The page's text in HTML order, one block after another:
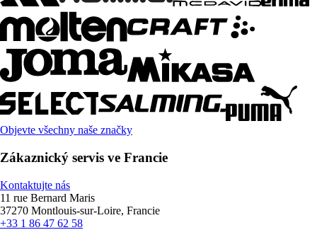
Objevte všechny naše značky
Zákaznický servis ve Francie
Kontaktujte nás
11 rue Bernard Maris
37270 Montlouis-sur-Loire, Francie
+33 1 86 47 62 58